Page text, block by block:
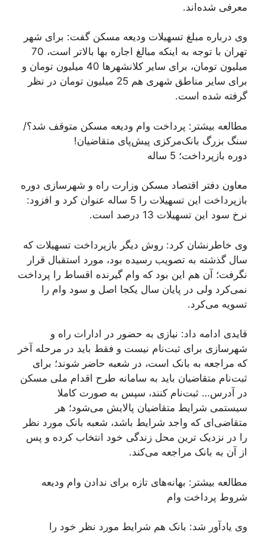
معرفی شده‌اند.
وی درباره مبلغ تسهیلات ودیعه مسکن گفت: برای شهر
تهران با توجه به اینکه مبالغ اجاره بها بالاتر است، 70
میلیون تومان، برای سایر کلانشهرها 40 میلیون تومان و
برای سایر مناطق شهری هم 25 میلیون تومان در نظر
گرفته شده است.
مطالعه بیشتر: پرداخت وام ودیعه مسکن متوقف شد؟/
سنگ بزرگ بانک‌مرکزی پیش‌پای متقاضیان!
دوره بازپرداخت؛ 5 ساله
معاون دفتر اقتصاد مسکن وزارت راه و شهرسازی دوره
بازپرداخت این تسهیلات را 5 ساله عنوان کرد و افزود:
نرخ سود این تسهیلات 13 درصد است.
وی خاطرنشان کرد: روش دیگر بازپرداخت تسهیلات که
سال گذشته به تصویب رسیده بود، مورد استقبال قرار
نگرفت؛ آن هم این بود که وام گیرنده اقساط را پرداخت
نمی‌کرد ولی در پایان سال یکجا اصل و سود وام را
تسویه می‌کرد.
قايدی ادامه داد: نیازی به حضور در ادارات راه و
شهرسازی برای ثبت‌نام نیست و فقط باید در مرحله آخر
که مراجعه به بانک است، در شعبه حاضر شوند؛ برای
ثبت‌نام متقاضیان باید به سامانه طرح اقدام ملی مسکن
در آدرس… ثبت‌نام کنند، سپس به صورت کاملا
سیستمی شرایط متقاضیان پالایش می‌شود؛ هر
متقاضی‌ای که واجد شرایط باشد، شعبه بانک مورد نظر
را در نزدیک ترین محل زندگی خود انتخاب کرده و پس
از آن به بانک مراجعه می‌کند.
مطالعه بیشتر: بهانه‌های تازه برای ندادن وام ودیعه
شروط پرداخت وام
وی یادآور شد: بانک هم شرایط مورد نظر خود را